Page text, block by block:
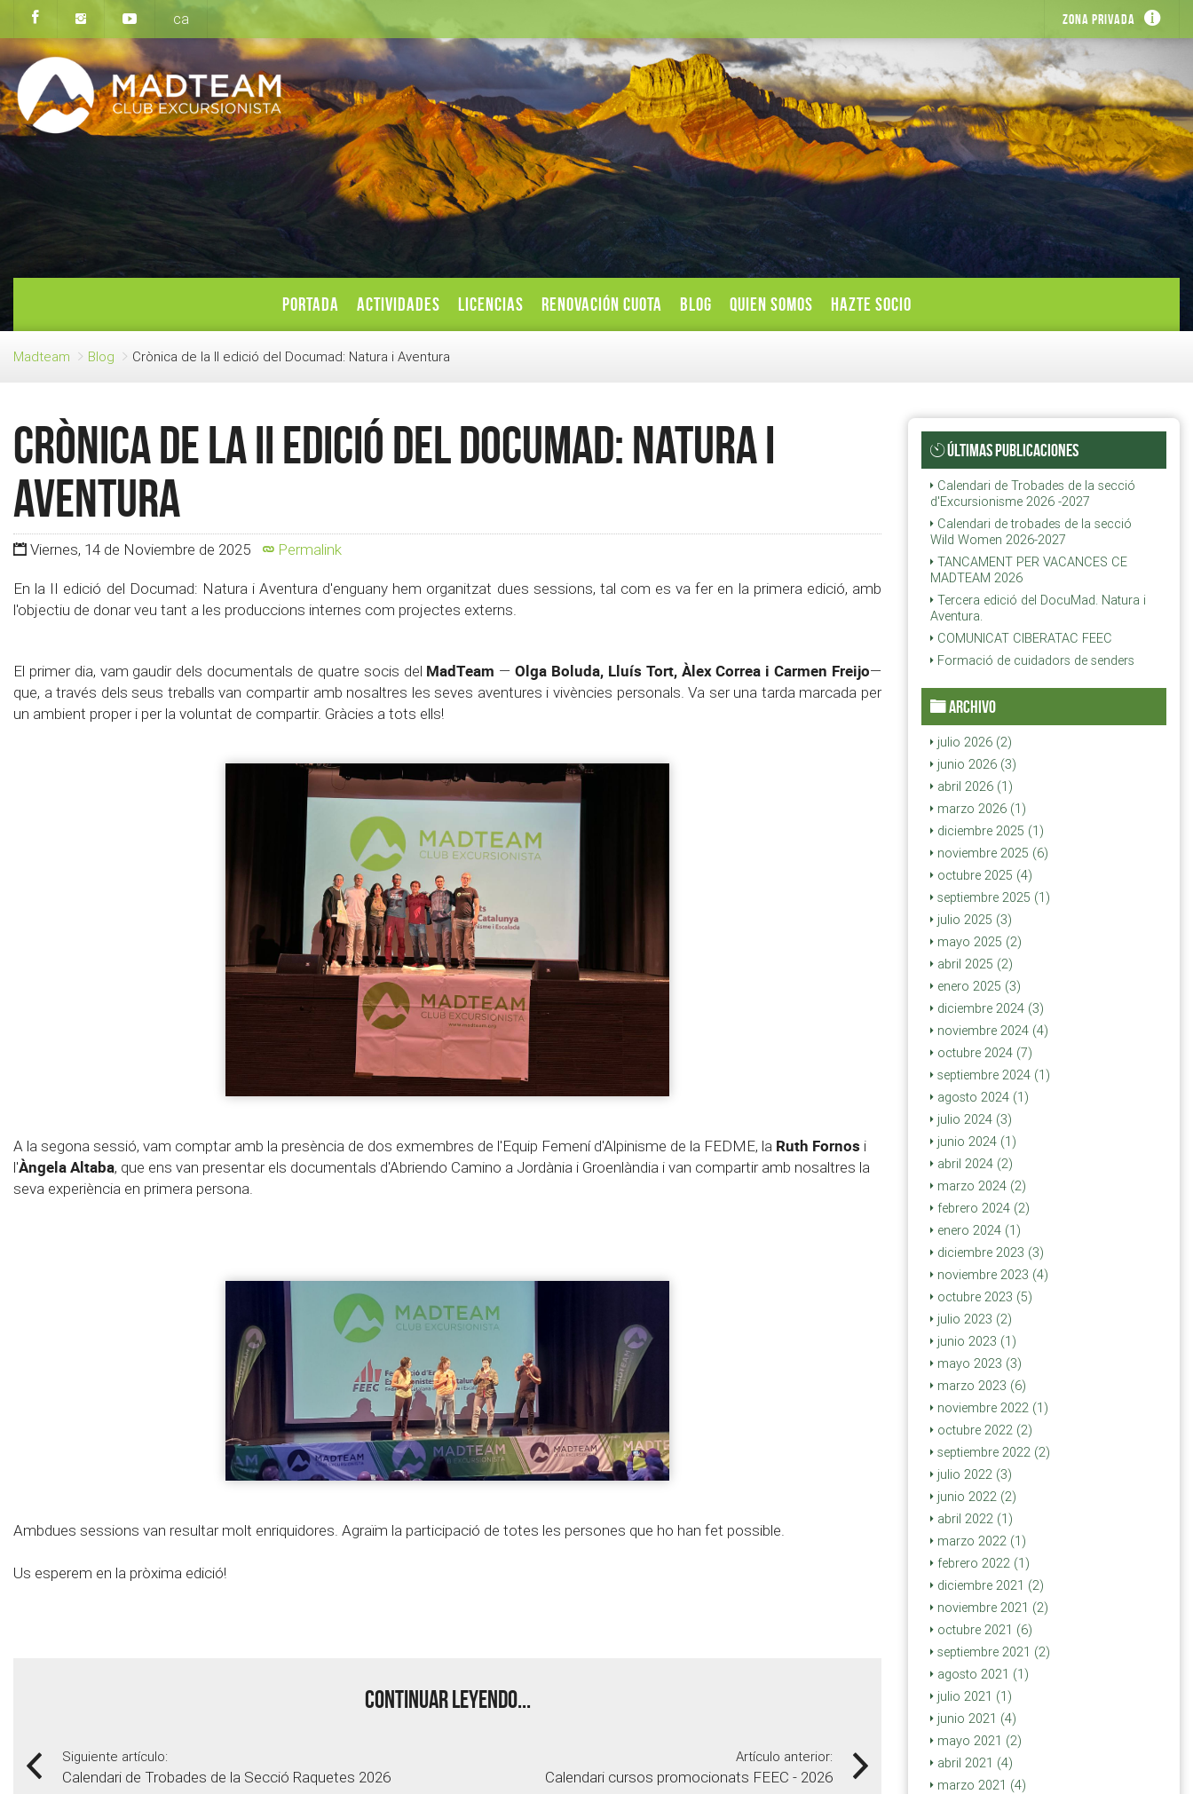
ca Zona privada
PORTADA ACTIVIDADES LICENCIAS RENOVACIÓN CUOTA BLOG QUIEN SOMOS HAZTE SOCIO
Madteam Blog Crònica de la II edició del Documad: Natura i Aventura
Crònica de la II edició del Documad: Natura i
Aventura
Viernes, 14 de Noviembre de 2025
Permalink
En la II edició del Documad: Natura i Aventura d'enguany hem organitzat dues sessions, tal com es va fer en la primera edició, amb
l'objectiu de donar veu tant a les produccions internes com projectes externs.
El primer dia, vam gaudir dels documentals de quatre socis del MadTeam —Olga Boluda, Lluís Tort, Àlex Correa i Carmen Freijo—
que, a través dels seus treballs van compartir amb nosaltres les seves aventures i vivències personals. Va ser una tarda marcada per
un ambient proper i per la voluntat de compartir. Gràcies a tots ells!
A la segona sessió, vam comptar amb la presència de dos exmembres de l'Equip Femení d'Alpinisme de la FEDME, la Ruth Fornos i
l'Àngela Altaba, que ens van presentar els documentals d'Abriendo Camino a Jordània i Groenlàndia i van compartir amb nosaltres la
seva experiència en primera persona.
Ambdues sessions van resultar molt enriquidores. Agraïm la participació de totes les persones que ho han fet possible.
Us esperem en la pròxima edició!
Continuar leyendo...
Siguiente artículo:
Calendari de Trobades de la Secció Raquetes 2026
Artículo anterior:
Calendari cursos promocionats FEEC - 2026
ÚLTIMAS PUBLICACIONES
Calendari de Trobades de la secció
d'Excursionisme 2026 -2027
Calendari de trobades de la secció
Wild Women 2026-2027
TANCAMENT PER VACANCES CE
MADTEAM 2026
Tercera edició del DocuMad. Natura i
Aventura.
COMUNICAT CIBERATAC FEEC
Formació de cuidadors de senders
ARCHIVO
julio 2026 (2)
junio 2026 (3)
abril 2026 (1)
marzo 2026 (1)
diciembre 2025 (1)
noviembre 2025 (6)
octubre 2025 (4)
septiembre 2025 (1)
julio 2025 (3)
mayo 2025 (2)
abril 2025 (2)
enero 2025 (3)
diciembre 2024 (3)
noviembre 2024 (4)
octubre 2024 (7)
septiembre 2024 (1)
agosto 2024 (1)
julio 2024 (3)
junio 2024 (1)
abril 2024 (2)
marzo 2024 (2)
febrero 2024 (2)
enero 2024 (1)
diciembre 2023 (3)
noviembre 2023 (4)
octubre 2023 (5)
julio 2023 (2)
junio 2023 (1)
mayo 2023 (3)
marzo 2023 (6)
noviembre 2022 (1)
octubre 2022 (2)
septiembre 2022 (2)
julio 2022 (3)
junio 2022 (2)
abril 2022 (1)
marzo 2022 (1)
febrero 2022 (1)
diciembre 2021 (2)
noviembre 2021 (2)
octubre 2021 (6)
septiembre 2021 (2)
agosto 2021 (1)
julio 2021 (1)
junio 2021 (4)
mayo 2021 (2)
abril 2021 (4)
marzo 2021 (4)